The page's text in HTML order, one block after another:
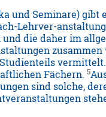
und Seminare) gibt
Lehrver-
die daher im
Studienteils
Fächern.5
sind solche,